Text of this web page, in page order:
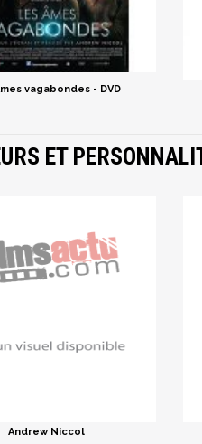
vagabondes - DVD
ET
Andrew Niccol